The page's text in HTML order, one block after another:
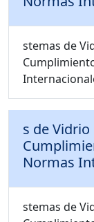
stemas de
s de
Normas
stemas de